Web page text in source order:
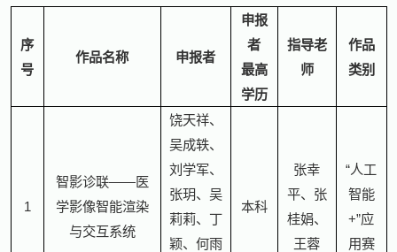
序
号
作品名称 申报者
申报
者
最高
学历
指导老
师
作品
类别
1
智影诊联——医
学影像智能渲染
与交互系统
饶天祥、
吴成轶、
刘学军、
张玥、吴
莉莉、丁
颖、何雨
本科
张幸
平、张
桂娟、
王蓉
“人工
智能
+”应
用赛